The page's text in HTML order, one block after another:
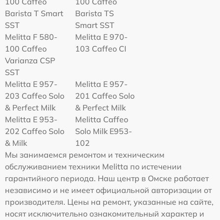
Barista T Smart
SST
Barista TS
Smart SST
Melitta F 580-
100 Caffeo
Varianza CSP
SST
Melitta Е 970-
103 Caffeo CI
Melitta E 957-
203 Caffeo Solo
& Perfect Milk
Melitta E 957-
201 Caffeo Solo
& Perfect Milk
Melitta Е 953-
202 Caffeo Solo
& Milk
Melitta Caffeo
Solo Milk E953-
102
Мы занимаемся ремонтом и техническим
обслуживанием техники Melitta по истечении
гарантийного периода. Наш центр в Омске работает
независимо и не имеет официальной авторизации от
производителя. Цены на ремонт, указанные на сайте,
носят исключительно ознакомительный характер и